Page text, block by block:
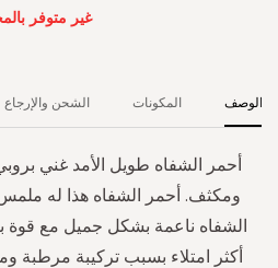
غير متوفر
الوصف
أحمر الشفاه طويل الأمد غني
ومكثف. أحمر الشفاه هذا له
أكثر امتلاء بسبب تركيبة مرطبة
المكونات الشحن والإرجاع